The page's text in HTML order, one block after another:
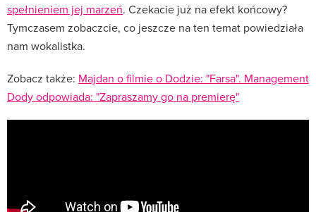
spełnieniem jej marzeń. Czekacie już na efekt końcowy?
Tymczasem zobaczcie, co jeszcze na ten temat powiedziała
nam wokalistka.
Zobacz także: Majdan o filmie o Dodzie: "Farsa". Management
Dody odpowiada: "Zapraszamy go na premierę"